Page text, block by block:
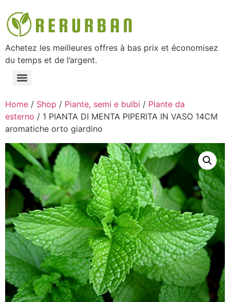
Achetez les meilleures offres à bas prix et économisez
du temps et de l’argent.
Home / Shop / Piante, semi e bulbi / Piante da
esterno / 1 PIANTA DI MENTA PIPERITA IN VASO 14CM
aromatiche orto giardino